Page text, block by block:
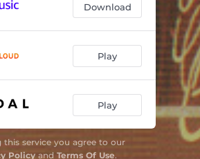
Que é de César 02:44
03:26
03:53
Ele 02:24
Download
Play
Play
this service you agree to our
Policyand Terms Of Use.